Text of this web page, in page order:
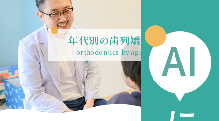
年代別の歯列矯正
orthodontics by age